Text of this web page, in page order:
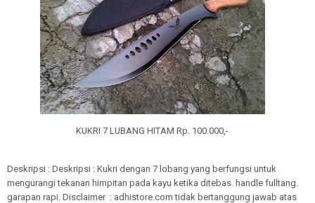
KUKRI 7 LUBANG HITAM Rp. 100.000,-
Deskripsi : Deskripsi : Kukri dengan 7 lobang yang berfungsi untuk
mengurangi tekanan himpitan pada kayu ketika ditebas. handle fulltang.
garapan rapi. Disclaimer : adhistore.com tidak bertanggung jawab atas